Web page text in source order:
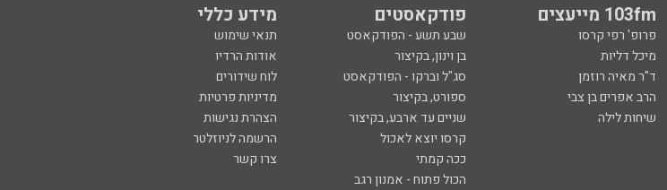
103fm מייעצים פודקאסטים מידע כללי
פרופ' רפי קרסו שבע תשע - הפודקאסט
תנאי שימוש
מיכל דליות בן וינון, בקיצור
אודות הרדיו
ד"ר מאיה רוזמן סג"ל וברקו - הפודקאסט
לוח שידורים
הרב אפרים בן צבי ספורט, בקיצור
מדיניות פרטיות
שיחות לילה שניים עד ארבע, בקיצור
הצהרת נגישות
קרסו יוצא לאכול
הרשמה לניוזלטר
ככה קמתי
צרו קשר
הכול פתוח - אמנון רגב